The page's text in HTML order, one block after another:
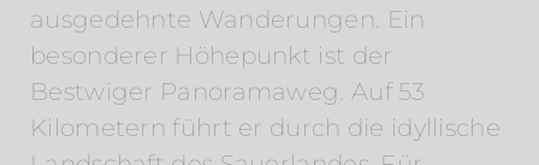
ausgedehnte Wanderungen. Ein
besonderer Höhepunkt ist der
Bestwiger Panoramaweg. Auf 53
Kilometern führt er durch die idyllische